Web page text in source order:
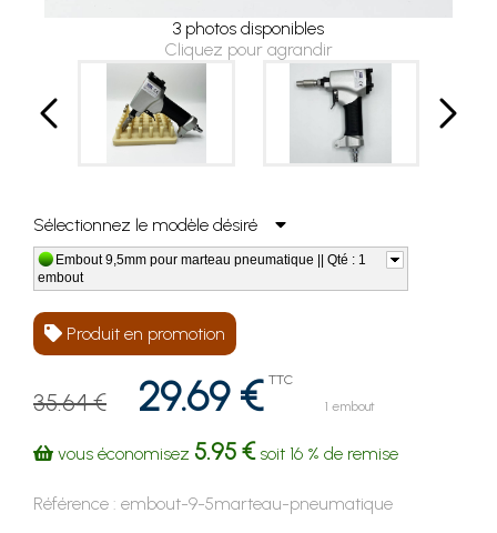
3 photos disponibles
Cliquez pour agrandir
Sélectionnez le modèle désiré
Embout 9,5mm pour marteau pneumatique || Qté : 1
embout
Produit en promotion
35.64 € 29.69 € TTC
1 embout
vous économisez 5.95 €soit 16 % de remise
Référence : embout-9-5marteau-pneumatique